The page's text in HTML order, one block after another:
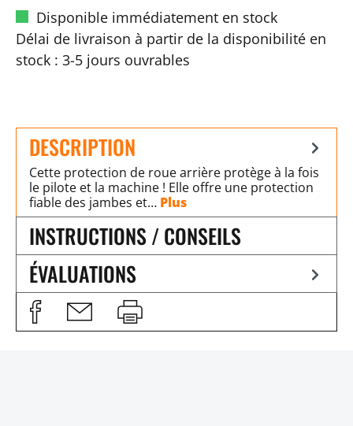
Disponible immédiatement en stock
Délai de livraison à partir de la disponibilité en
stock : 3-5 jours ouvrables
DESCRIPTION
Cette protection de roue arrière protège à la fois
le pilote et la machine ! Elle offre une protection
fiable des jambes et… Plus
INSTRUCTIONS / CONSEILS
ÉVALUATIONS